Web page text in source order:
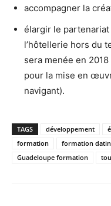
accompagner la
élargir le
l’hôtellerie hors du
sera menée en
pour la mise en
navigant).
TAGS développement
formation
formation
Guadeloupe formation